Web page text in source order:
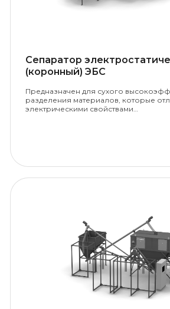
Сепаратор
(коронный) ЭБС
Предназначен для сухого
разделения материалов, которые
электрическими свойствами…